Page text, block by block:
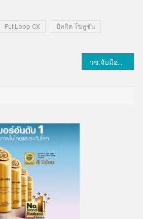
FullLoop CX
บิสกิต โซลูชั่น
วช.จับมือแม่ใจ้และจ.ชุมพรขับเคลื่อน “เปลี่ยนเกษียณเป็นพลัง เฟส 2